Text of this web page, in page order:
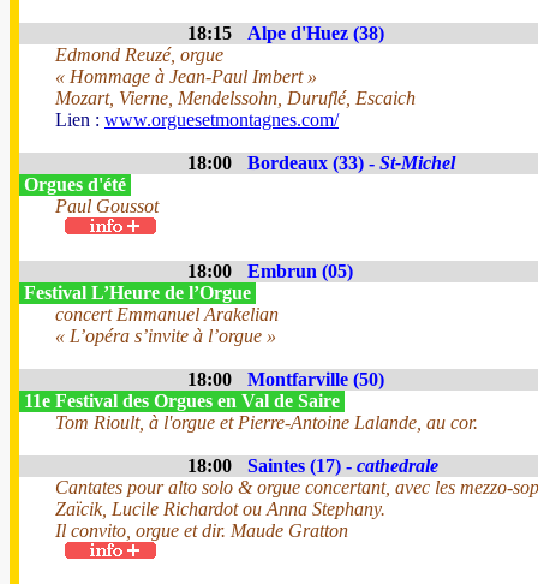
18:15
Alpe d'Huez (38)
Edmond Reuzé, orgue
« Hommage à Jean-Paul Imbert »
Mozart, Vierne, Mendelssohn, Duruflé, Escaich
Lien : www.orguesetmontagnes.com/
18:00 Bordeaux (33) - St-Michel
Orgues d'été
Paul Goussot
18:00
Embrun (05)
Festival L’Heure de l’Orgue
concert Emmanuel Arakelian
« L’opéra s’invite à l’orgue »
18:00
Montfarville (50)
11e Festival des Orgues en Val de Saire
Tom Rioult, à l'orgue et Pierre-Antoine Lalande, au cor.
18:00 Saintes (17) - cathedrale
Cantates pour alto solo & orgue concertant, avec les mezzo-
Zaïcik, Lucile Richardot ou Anna Stephany.
Il convito, orgue et dir. Maude Gratton